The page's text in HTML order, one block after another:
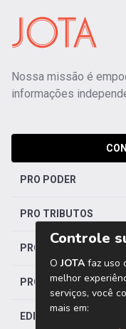
Nossa missão é
informações
PRO PODER
PRO TRIBUTOS
PRO TRABALHISTA
PRO SAÚDE
EDITORIAS